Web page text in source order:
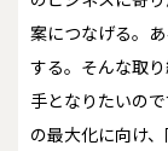
案につなげる。
する。そんな取
手となりたいの
の最大化に向け